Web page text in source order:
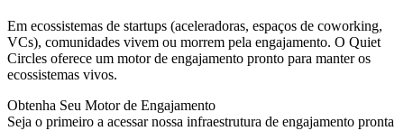
Em ecossistemas de startups (aceleradoras, espaços de coworking,
VCs), comunidades vivem ou morrem pela engajamento. O Quiet
Circles oferece um motor de engajamento pronto para manter os
ecossistemas vivos.
Obtenha Seu Motor de Engajamento
Seja o primeiro a acessar nossa infraestrutura de engajamento pronta